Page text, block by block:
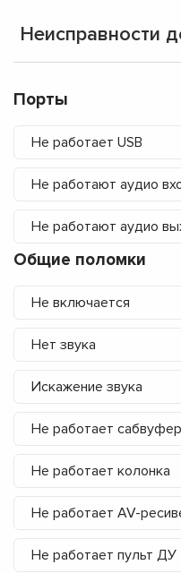
Неисправности
Порты
Не работает USB
Не работают аудио
Не работают аудио
Общие поломки
Не включается
Нет звука
Искажение звука
Не работает сабвуфер
Не работает колонка
Не работает AV-
Не работает пульт ДУ